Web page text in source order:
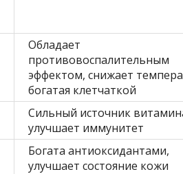
Обладает
противовоспалительным
эффектом, снижает
богатая клетчаткой
Сильный источник
улучшает иммунитет
Богата антиоксидантами,
улучшает состояние кожи